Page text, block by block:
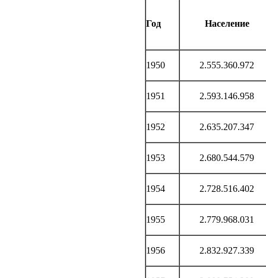
Год Население
1950 2.555.360.972
1951 2.593.146.958
1952 2.635.207.347
1953 2.680.544.579
1954 2.728.516.402
1955 2.779.968.031
1956 2.832.927.339